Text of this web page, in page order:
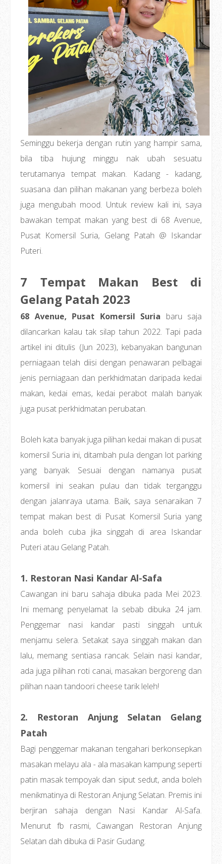
Seminggu bekerja dengan rutin yang hampir sama,
bila tiba hujung minggu nak ubah sesuatu
terutamanya tempat makan. Kadang - kadang,
suasana dan pilihan makanan yang berbeza boleh
juga mengubah mood. Untuk review kali ini, saya
bawakan tempat makan yang best di 68 Avenue,
Pusat Komersil Suria, Gelang Patah @ Iskandar
Puteri.
7 Tempat Makan Best di
Gelang Patah 2023
68 Avenue, Pusat Komersil Suria baru saja
dilancarkan kalau tak silap tahun 2022. Tapi pada
artikel ini ditulis (Jun 2023), kebanyakan bangunan
perniagaan telah diisi dengan penawaran pelbagai
jenis perniagaan dan perkhidmatan daripada kedai
makan, kedai emas, kedai perabot malah banyak
juga pusat perkhidmatan perubatan.
Boleh kata banyak juga pilihan kedai makan di pusat
komersil Suria ini, ditambah pula dengan lot parking
yang banyak. Sesuai dengan namanya pusat
komersil ini seakan pulau dan tidak terganggu
dengan jalanraya utama. Baik, saya senaraikan 7
tempat makan best di Pusat Komersil Suria yang
anda boleh cuba jika singgah di area Iskandar
Puteri atau Gelang Patah.
1. Restoran Nasi Kandar Al-Safa
Cawangan ini baru sahaja dibuka pada Mei 2023.
Ini memang penyelamat la sebab dibuka 24 jam.
Penggemar nasi kandar pasti singgah untuk
menjamu selera. Setakat saya singgah makan dan
lalu, memang sentiasa rancak. Selain nasi kandar,
ada juga pilihan roti canai, masakan bergoreng dan
pilihan naan tandoori cheese tarik leleh!
2. Restoran Anjung Selatan Gelang
Patah
Bagi penggemar makanan tengahari berkonsepkan
masakan melayu ala - ala masakan kampung seperti
patin masak tempoyak dan siput sedut, anda boleh
menikmatinya di Restoran Anjung Selatan. Premis ini
berjiran sahaja dengan Nasi Kandar Al-Safa.
Menurut fb rasmi, Cawangan Restoran Anjung
Selatan dah dibuka di Pasir Gudang.